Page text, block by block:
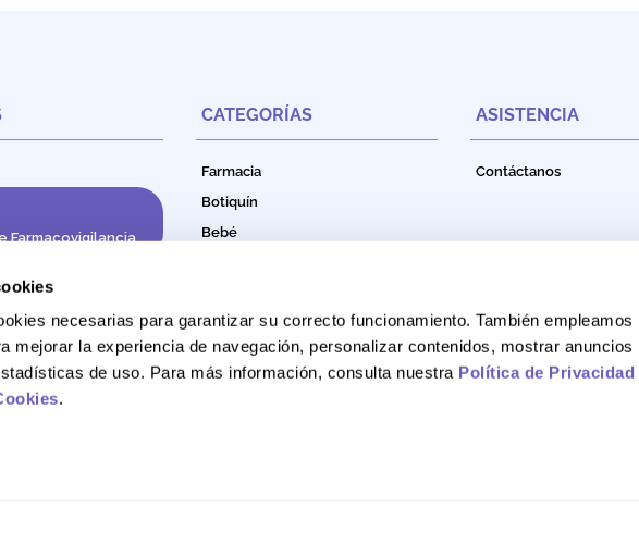
necesarias para garantizar su correcto funcionamiento. También empleamos
mejorar la experiencia de navegación, personalizar contenidos, mostrar anuncios
de uso. Para más información, consulta nuestra Política de Privacidad
.
Farmacovigilancia
CATEGORÍAS
Farmacia
Botiquín
Bebé
Productos Naturales
Bebidas Funcionales
ASISTENCIA
Contáctanos